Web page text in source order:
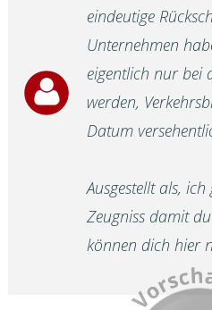
eindeutige
Unternehmen
eigentlich nur bei
werden,
Datum
Ausgestellt als,
Zeugniss damit
können dich hier